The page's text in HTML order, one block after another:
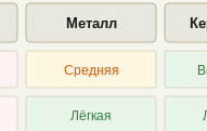
Металл
Средняя
Лёгкая